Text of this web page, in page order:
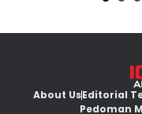
About UsEditorial
Pedoman